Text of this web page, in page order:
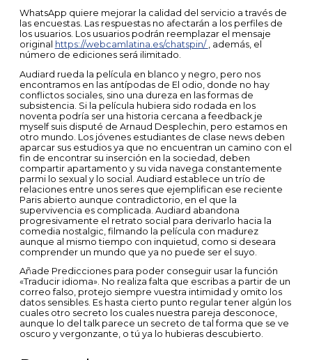
WhatsApp quiere mejorar la calidad del servicio a través de
las encuestas. Las respuestas no afectarán a los perfiles de
los usuarios. Los usuarios podrán reemplazar el mensaje
original https://webcamlatina.es/chatspin/
, además, el
número de ediciones será ilimitado.
Audiard rueda la película en blanco y negro, pero nos
encontramos en las antípodas de El odio, donde no hay
conflictos sociales, sino una dureza en las formas de
subsistencia. Si la película hubiera sido rodada en los
noventa podría ser una historia cercana a feedback je
myself suis disputé de Arnaud Desplechin, pero estamos en
otro mundo. Los jóvenes estudiantes de clase news deben
aparcar sus estudios ya que no encuentran un camino con el
fin de encontrar su inserción en la sociedad, deben
compartir apartamento y su vida navega constantemente
parmi lo sexual y lo social. Audiard establece un trío de
relaciones entre unos seres que ejemplifican ese reciente
Paris abierto aunque contradictorio, en el que la
supervivencia es complicada. Audiard abandona
progresivamente el retrato social para derivarlo hacia la
comedia nostalgic, filmando la película con madurez
aunque al mismo tiempo con inquietud, como si deseara
comprender un mundo que ya no puede ser el suyo.
Añade Predicciones para poder conseguir usar la función
«Traducir idioma». No realiza falta que escribas a partir de un
correo falso, protejo siempre vuestra intimidad y omito los
datos sensibles. Es hasta cierto punto regular tener algún los
cuales otro secreto los cuales nuestra pareja desconoce,
aunque lo del talk parece un secreto de tal forma que se ve
oscuro y vergonzante, o tú ya lo hubieras descubierto.